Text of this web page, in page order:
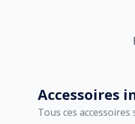
Accessoires
Tous ces